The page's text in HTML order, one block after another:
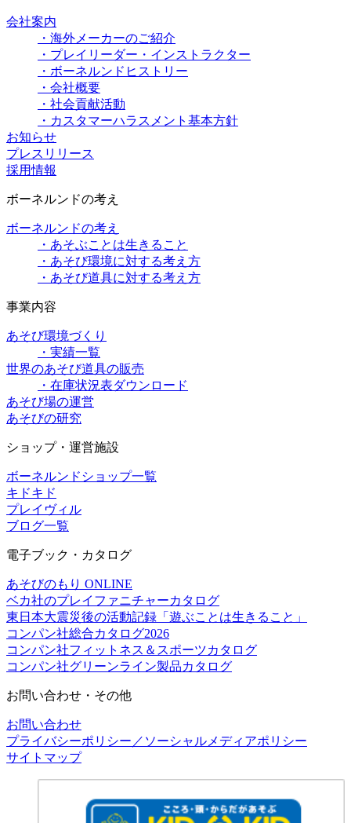
会社案内
・海外メーカーのご紹介
・プレイリーダー・インストラクター
・ボーネルンドヒストリー
・会社概要
・社会貢献活動
・カスタマーハラスメント基本方針
お知らせ
プレスリリース
採用情報
ボーネルンドの考え
ボーネルンドの考え
・あそぶことは生きること
・あそび環境に対する考え方
・あそび道具に対する考え方
事業内容
あそび環境づくり
・実績一覧
世界のあそび道具の販売
・在庫状況表ダウンロード
あそび場の運営
あそびの研究
ショップ・運営施設
ボーネルンドショップ一覧
キドキド
プレイヴィル
ブログ一覧
電子ブック・カタログ
あそびのもり ONLINE
ベカ社のプレイファニチャーカタログ
東日本大震災後の活動記録「遊ぶことは生きること」
コンパン社総合カタログ2026
コンパン社フィットネス＆スポーツカタログ
コンパン社グリーンライン製品カタログ
お問い合わせ・その他
お問い合わせ
プライバシーポリシー／ソーシャルメディアポリシー
サイトマップ